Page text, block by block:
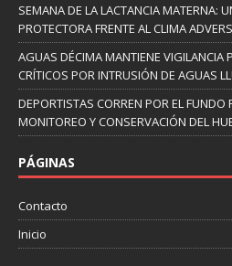
SEMANA DE LA LACTANCIA MATERNA:
PROTECTORA FRENTE AL CLIMA
AGUAS DÉCIMA MANTIENE VIGILANCIA
CRÍTICOS POR INTRUSIÓN DE AGUAS
DEPORTISTAS CORREN POR EL
MONITOREO Y CONSERVACIÓN DEL
PÁGINAS
Contacto
Inicio